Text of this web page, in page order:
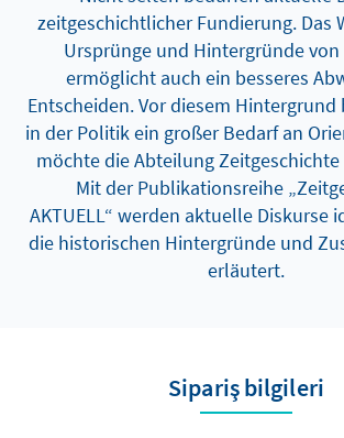
zeitgeschichtlicher Fundierung. Das
Ursprünge und Hintergründe
ermöglicht auch ein besseres
Entscheiden. Vor diesem Hintergrund
in der Politik ein großer Bedarf an
möchte die Abteilung
Mit der Publikationsreihe
AKTUELL“ werden aktuelle Diskurse
die historischen Hintergründe und
erläutert.
Sipariş bilgileri